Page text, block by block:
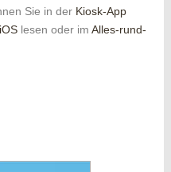
Sie in der Kiosk-App
lesen oder imAlles-rund-